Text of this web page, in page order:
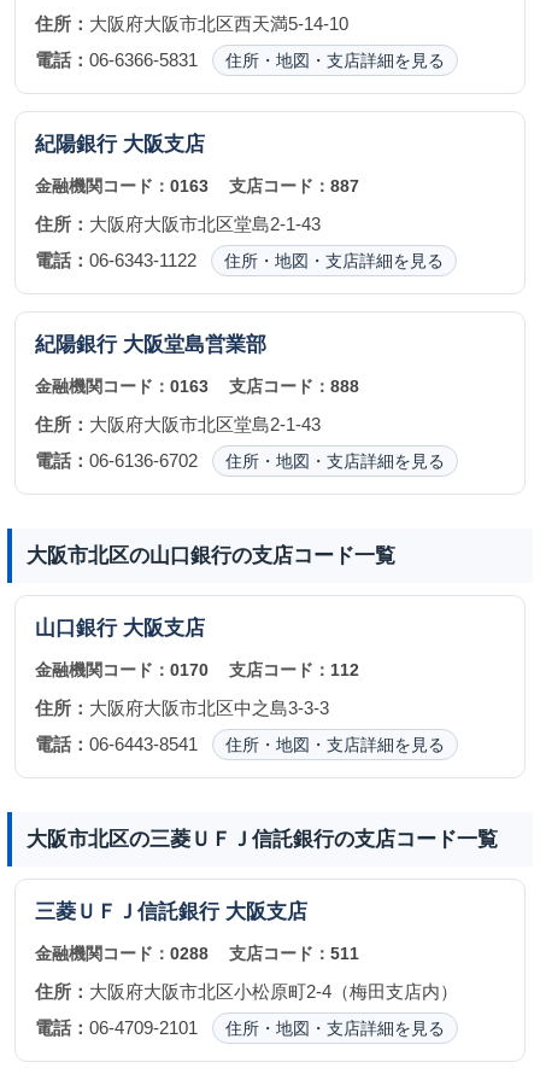
住所： 大阪府大阪市北区西天満5-14-10
電話： 06-6366-5831 住所・地図・支店詳細を見る
紀陽銀行 大阪支店
金融機関コード： 0163 支店コード：887
住所： 大阪府大阪市北区堂島2-1-43
電話： 06-6343-1122 住所・地図・支店詳細を見る
紀陽銀行 大阪堂島営業部
金融機関コード： 0163 支店コード：888
住所： 大阪府大阪市北区堂島2-1-43
電話： 06-6136-6702 住所・地図・支店詳細を見る
大阪市北区の山口銀行の支店コード一覧
山口銀行 大阪支店
金融機関コード： 0170 支店コード： 112
住所： 大阪府大阪市北区中之島3-3-3
電話： 06-6443-8541 住所・地図・支店詳細を見る
大阪市北区の三菱ＵＦＪ信託銀行の支店コード一覧
三菱ＵＦＪ信託銀行 大阪支店
金融機関コード： 0288 支店コード：511
住所： 大阪府大阪市北区小松原町2-4（梅田支店内）
電話： 06-4709-2101 住所・地図・支店詳細を見る